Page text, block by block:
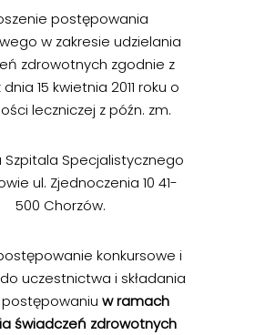
postępowania
w zakresie udzielania
zdrowotnych zgodnie z
15 kwietnia 2011 roku o
leczniczej z późn. zm.
Szpitala Specjalistycznego
ul. Zjednoczenia 10 41-
500 Chorzów.
konkursowe i
uczestnictwa i składania
w ramach
świadczeń zdrowotnych